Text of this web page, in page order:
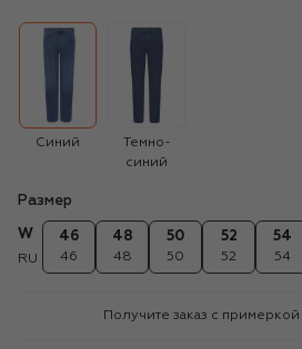
Синий
Темно-
синий
Размер
W
RU
46
46
48
48
50
50
52
52
54
54
Получите заказ с примеркой